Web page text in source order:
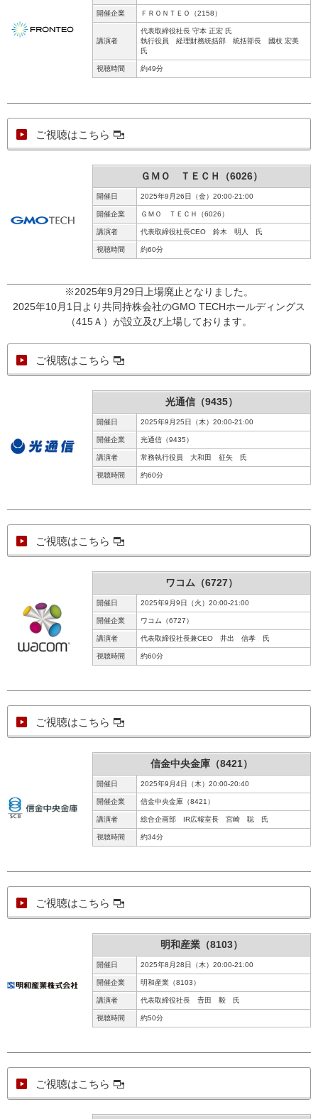
開催企業 ＦＲＯＮＴＥＯ（2158）
講演者
代表取締役社長 守本 正宏 氏
執行役員 経理財務統括部 統括部長 國枝 宏美
氏
視聴時間 約49分
ご視聴はこちら
ＧＭＯ ＴＥＣＨ（6026）
開催日 2025年9月26日（金）20:00-21:00
開催企業 ＧＭＯ ＴＥＣＨ（6026）
講演者 代表取締役社長CEO 鈴木 明人 氏
視聴時間 約60分
※2025年9月29日上場廃止となりました。
2025年10月1日より共同持株会社のGMO TECHホールディングス
（415Ａ）が設立及び上場しております。
ご視聴はこちら
光通信（9435）
開催日 2025年9月25日（木）20:00-21:00
開催企業 光通信（9435）
講演者 常務執行役員 大和田 征矢 氏
視聴時間 約60分
ご視聴はこちら
ワコム（6727）
開催日 2025年9月9日（火）20:00-21:00
開催企業 ワコム（6727）
講演者 代表取締役社長兼CEO 井出 信孝 氏
視聴時間 約60分
ご視聴はこちら
信金中央金庫（8421）
開催日 2025年9月4日（木）20:00-20:40
開催企業 信金中央金庫（8421）
講演者 総合企画部 IR広報室長 宮崎 聡 氏
視聴時間 約34分
ご視聴はこちら
明和産業（8103）
開催日 2025年8月28日（木）20:00-21:00
開催企業 明和産業（8103）
講演者 代表取締役社長 𠮷田 毅 氏
視聴時間 約50分
ご視聴はこちら